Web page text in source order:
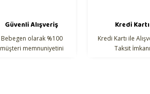
Güvenli Alışveriş
Bebegen olarak %100
müşteri memnuniyetini
Kredi Kartı
Kredi Kartı ile
Taksit İmkanı